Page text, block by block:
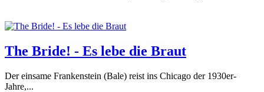
The Bride! - Es lebe die Braut
Der einsame Frankenstein (Bale) reist ins Chicago der 1930er-
Jahre,...